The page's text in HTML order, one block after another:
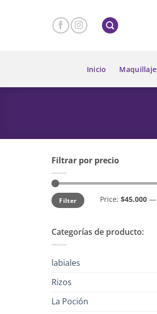
Inicio Maquillaje
Filtrar por precio
Min
price
Max
priceFilter Price: $45.000—
Categorías de producto:
labiales
Rizos
La Poción